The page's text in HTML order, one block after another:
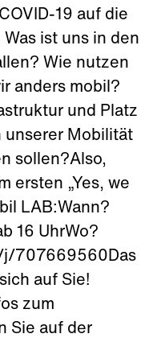
19 auf die
ist uns in den
Wie nutzen
anders mobil?
und Platz
unserer Mobilität
sollen?Also,
ersten „Yes, we
LAB:Wann?
16 UhrWo?
j/707669560Das
auf Sie!
zum
Sie auf der